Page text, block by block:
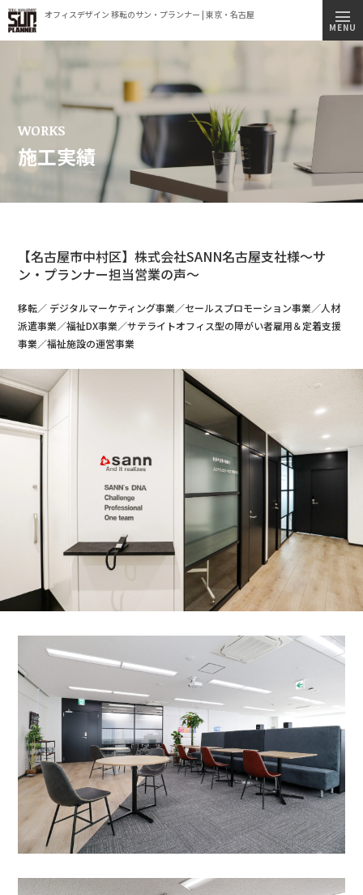
オフィスデザイン 移転のサン・プランナー | 東京・名古屋
採用情報
オフィス見学のご案内
トップページ
会社情報
ビルオーナー様へ
MENU
WORKS
施工実績
【名古屋市中村区】株式会社SANN名古屋支社様～サ
ン・プランナー担当営業の声～
移転／ デジタルマーケティング事業／セールスプロモーション事業／人材
派遣事業／福祉DX事業／サテライトオフィス型の障がい者雇用＆定着支援
事業／福祉施設の運営事業